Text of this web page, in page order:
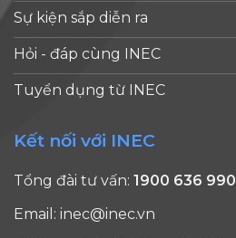
Sự kiện sắp diễn ra
Hỏi - đáp cùng INEC
Tuyển dụng từ INEC
Kết nối với INEC
Tổng đài tư vấn: 1900 636 990
Email: inec@inec.vn